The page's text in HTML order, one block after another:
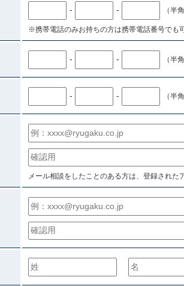
- - （半
※携帯電話のみお持ちの方は携帯電話番号でも可
- - （半
- - （半
メール相談をしたことのある方は、登録された